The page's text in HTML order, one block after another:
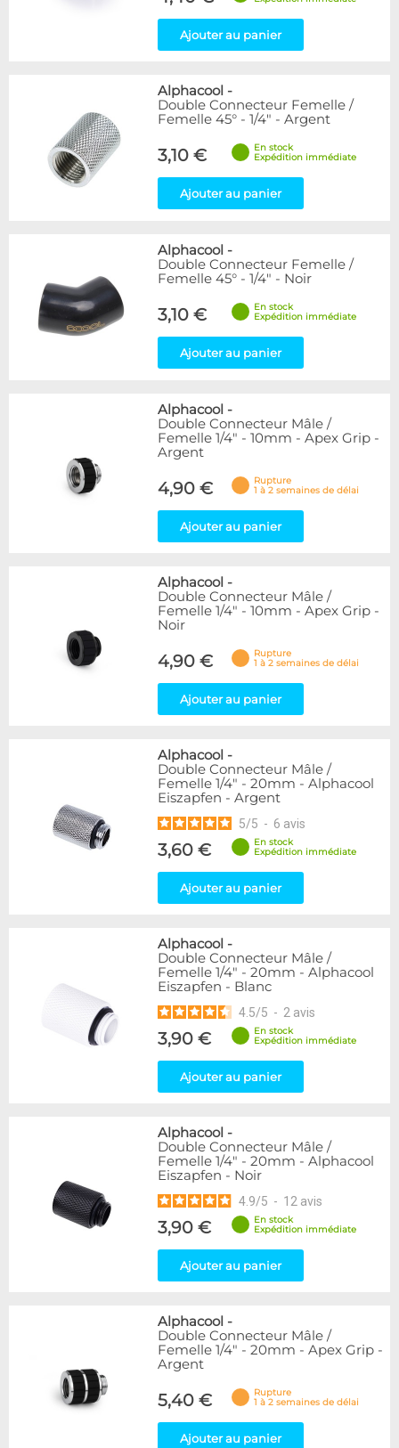
Ajouter au panier
Alphacool -
Double Connecteur Femelle /
Femelle 45° - 1/4" - Argent
3,10 €
En stock
Expédition immédiate
Ajouter au panier
Alphacool -
Double Connecteur Femelle /
Femelle 45° - 1/4" - Noir
3,10 €
En stock
Expédition immédiate
Ajouter au panier
Alphacool -
Double Connecteur Mâle /
Femelle 1/4" - 10mm - Apex Grip -
Argent
4,90 €
Rupture
1 à 2 semaines de délai
Ajouter au panier
Alphacool -
Double Connecteur Mâle /
Femelle 1/4" - 10mm - Apex Grip -
Noir
4,90 €
Rupture
1 à 2 semaines de délai
Ajouter au panier
Alphacool -
Double Connecteur Mâle /
Femelle 1/4" - 20mm - Alphacool
Eiszapfen - Argent
5/5 - 6 avis
3,60 €
En stock
Expédition immédiate
Ajouter au panier
Alphacool -
Double Connecteur Mâle /
Femelle 1/4" - 20mm - Alphacool
Eiszapfen - Blanc
4.5/5 - 2 avis
3,90 €
En stock
Expédition immédiate
Ajouter au panier
Alphacool -
Double Connecteur Mâle /
Femelle 1/4" - 20mm - Alphacool
Eiszapfen - Noir
4.9/5 - 12 avis
3,90 €
En stock
Expédition immédiate
Ajouter au panier
Alphacool -
Double Connecteur Mâle /
Femelle 1/4" - 20mm - Apex Grip -
Argent
5,40 €
Rupture
1 à 2 semaines de délai
Ajouter au panier